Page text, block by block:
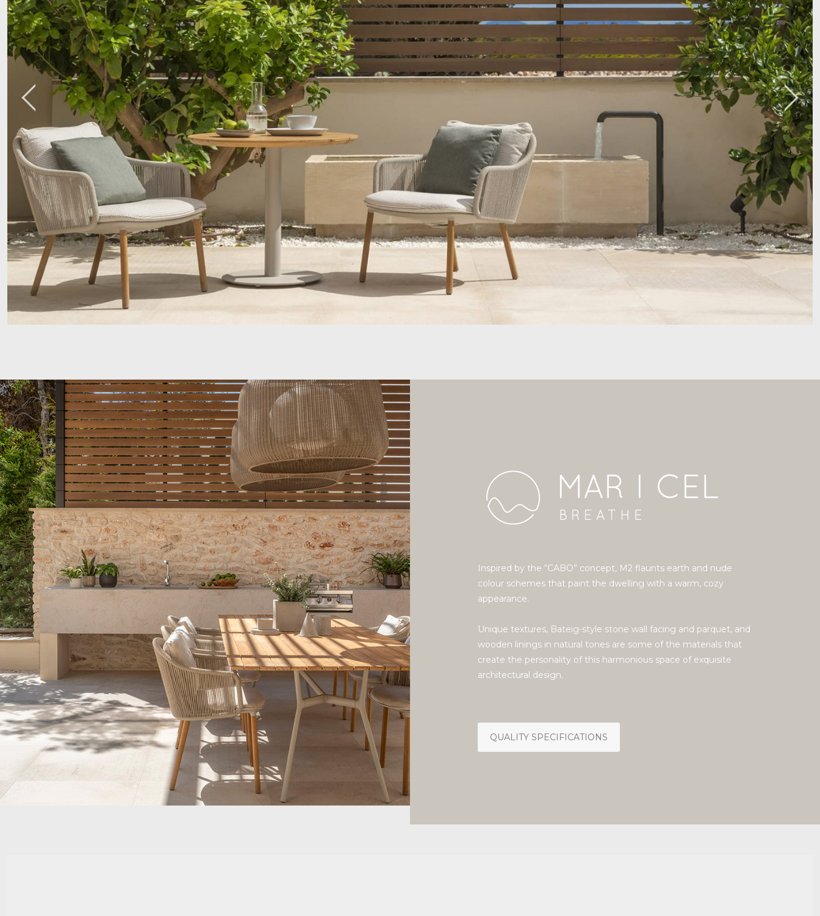
Inspired by the “CABO” concept, M2 flaunts earth and nude
colour schemes that paint the dwelling with a warm, cozy
appearance.
Unique textures, Bateig-style stone wall facing and parquet, and
wooden linings in natural tones are some of the materials that
create the personality of this harmonious space of exquisite
architectural design.
QUALITY SPECIFICATIONS